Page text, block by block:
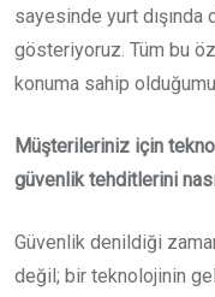
sayesinde yurt dışında
gösteriyoruz. Tüm bu
konuma sahip
Müşterileriniz için
güvenlik tehditlerini
Güvenlik denildiği
değil; bir teknolojinin